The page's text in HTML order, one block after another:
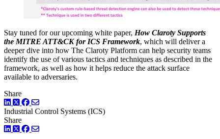
Stay tuned for our upcoming white paper, How Claroty Supports
the MITRE ATT&CK for ICS Framework, which will deliver a
deeper dive into how The Claroty Platform can help security teams
identify the use of various tactics and techniques as described in the
framework, as well as how it helps reduce the attack surface
available to adversaries.
Share
LinkedIn
ツイッター
Facebook
Industrial Control Systems (ICS)
Share
LinkedIn
ツイッター
Facebook